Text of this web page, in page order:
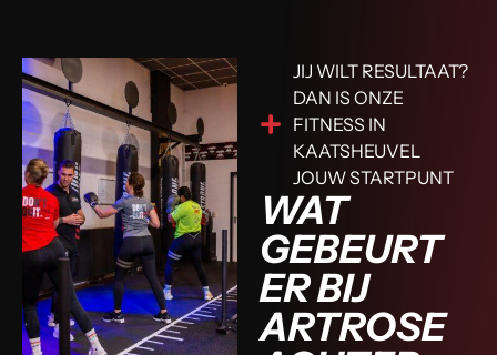
JIJ WILT RESULTAAT?
DAN IS ONZE
FITNESS IN
KAATSHEUVEL
JOUW STARTPUNT
WAT
GEBEURT
ER BIJ
ARTROSE